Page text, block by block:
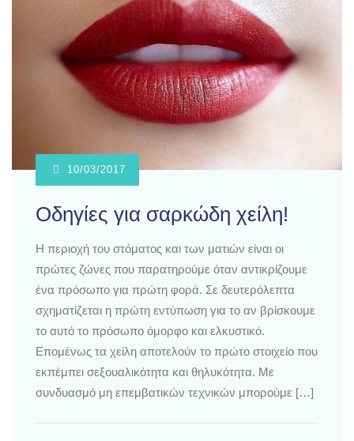
10/03/2017
Οδηγίες για σαρκώδη χείλη!
Η περιοχή του στόματος και των ματιών είναι οι
πρώτες ζώνες που παρατηρούμε όταν αντικρίζουμε
ένα πρόσωπο για πρώτη φορά. Σε δευτερόλεπτα
σχηματίζεται η πρώτη εντύπωση για το αν βρίσκουμε
το αυτό το πρόσωπο όμορφο και ελκυστικό.
Επομένως τα χείλη αποτελούν το πρώτο στοιχείο που
εκπέμπει σεξουαλικότητα και θηλυκότητα. Με
συνδυασμό μη επεμβατικών τεχνικών μπορούμε […]